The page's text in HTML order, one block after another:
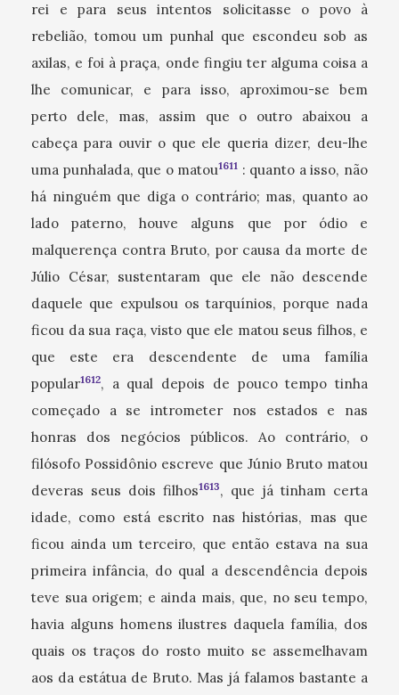
rei e para seus intentos solicitasse o povo à
rebelião, tomou um punhal que escondeu sob as
axilas, e foi à praça, onde fingiu ter alguma coisa a
lhe comunicar, e para isso, aproximou-se bem
perto dele, mas, assim que o outro abaixou a
cabeça para ouvir o que ele queria dizer, deu-lhe
uma punhalada, que o matou1611 : quanto a isso, não
há ninguém que diga o contrário; mas, quanto ao
lado paterno, houve alguns que por ódio e
malquerença contra Bruto, por causa da morte de
Júlio César, sustentaram que ele não descende
daquele que expulsou os tarquínios, porque nada
ficou da sua raça, visto que ele matou seus filhos, e
que este era descendente de uma família
popular1612, a qual depois de pouco tempo tinha
começado a se intrometer nos estados e nas
honras dos negócios públicos. Ao contrário, o
filósofo Possidônio escreve que Júnio Bruto matou
deveras seus dois filhos1613, que já tinham certa
idade, como está escrito nas histórias, mas que
ficou ainda um terceiro, que então estava na sua
primeira infância, do qual a descendência depois
teve sua origem; e ainda mais, que, no seu tempo,
havia alguns homens ilustres daquela família, dos
quais os traços do rosto muito se assemelhavam
aos da estátua de Bruto. Mas já falamos bastante a